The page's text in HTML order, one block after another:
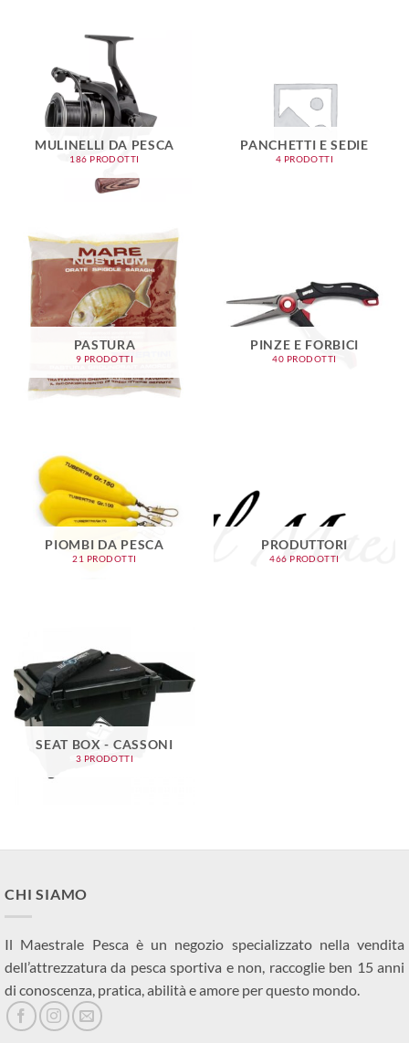
MULINELLI DA PESCA
186 PRODOTTI
PANCHETTI E SEDIE
4 PRODOTTI
PASTURA
9 PRODOTTI
PINZE E FORBICI
40 PRODOTTI
PIOMBI DA PESCA
21 PRODOTTI
PRODUTTORI
466 PRODOTTI
SEAT BOX - CASSONI
3 PRODOTTI
CHI SIAMO
Il Maestrale Pesca è un negozio specializzato nella vendita
dell’attrezzatura da pesca sportiva e non, raccoglie ben 15 anni
di conoscenza, pratica, abilità e amore per questo mondo.